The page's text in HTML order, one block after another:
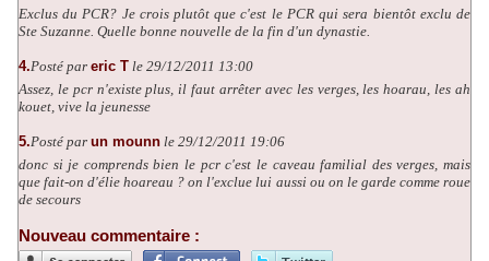
Exclus du PCR? Je crois plutôt que c'est le PCR qui sera bientôt exclu de
Ste Suzanne. Quelle bonne nouvelle de la fin d'un dynastie.
4.Posté par eric T le 29/12/2011 13:00
Assez, le pcr n'existe plus, il faut arrêter avec les verges, les hoarau, les ah
kouet, vive la jeunesse
5.Posté par un mounn le 29/12/2011 19:06
donc si je comprends bien le pcr c'est le caveau familial des verges, mais
que fait-on d'élie hoareau ? on l'exclue lui aussi ou on le garde comme roue
de secours
Nouveau commentaire :